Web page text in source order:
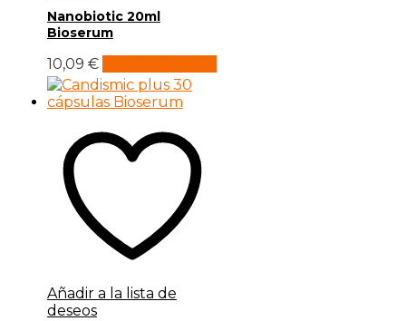
Nanobiotic 20ml
Bioserum
10,09 €
Añadir a la lista de
deseos